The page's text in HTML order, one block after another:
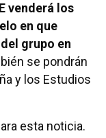
venderá los
en que
grupo en
se pondrán
y los Estudios
esta noticia.